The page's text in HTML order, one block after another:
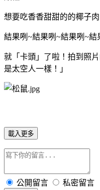
想要吃香香甜甜的的椰子肉
結果咧~結果咧~結果咧~結
就「卡頭」了啦！拍到照
是太空人一樣！」
載入更多
公開留言 私密留言